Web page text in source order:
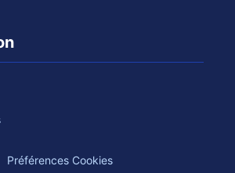
Préférences Cookies